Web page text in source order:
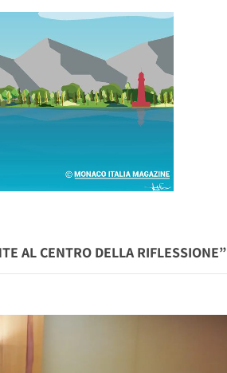
AL CENTRO DELLA RIFLESSIONE”